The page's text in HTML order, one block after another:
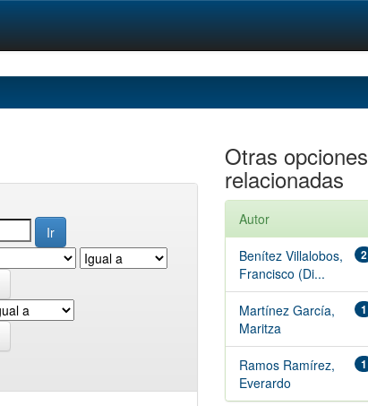
Otras opciones
relacionadas
Autor
2
Benítez Villalobos,
Francisco (Di...
1
Martínez García,
Maritza
1
Ramos Ramírez,
Everardo